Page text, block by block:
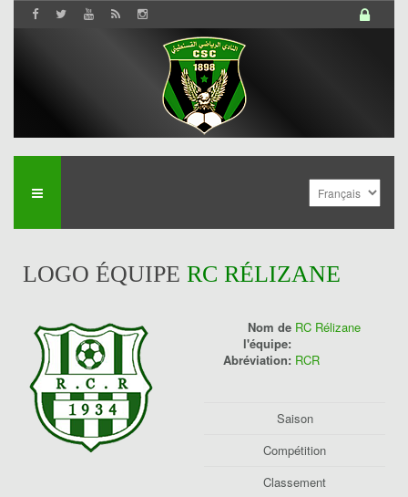
LOGO ÉQUIPE RC RÉLIZANE
Nom de
l'équipe:
RC Rélizane
Abréviation: RCR
History
Saison
Compétition
Classement